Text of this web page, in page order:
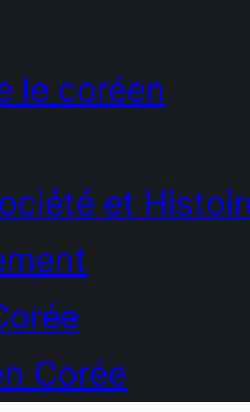
le coréen
et
Corée